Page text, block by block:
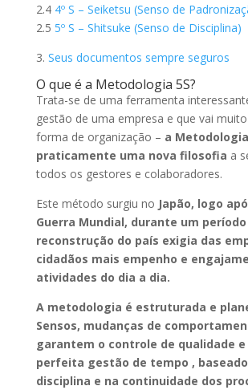
2.4 4º S – Seiketsu (Senso de
2.5 5º S – Shitsuke (Senso de Disciplina)
3. Seus documentos sempre seguros
O que é a Metodologia 5S?
Trata-se de uma ferramenta
gestão de uma empresa e que vai
forma de organização – a Metodologia
praticamente uma nova filosofia a
todos os gestores e colaboradores.
Este método surgiu no Japão, logo
Guerra Mundial, durante um
reconstrução do país exigia das
cidadãos mais empenho e
atividades do dia a dia.
A metodologia é estruturada e
Sensos, mudanças de
garantem o controle de qualidade e
perfeita gestão de tempo ,
disciplina e na continuidade dos